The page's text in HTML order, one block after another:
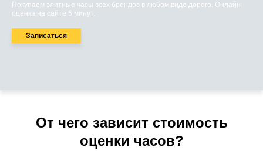
Покупаем элитные часы всех брендов в любом виде дорого. Онлайн
оценка на сайте 5 минут.
Записаться
От чего зависит стоимость
оценки часов?